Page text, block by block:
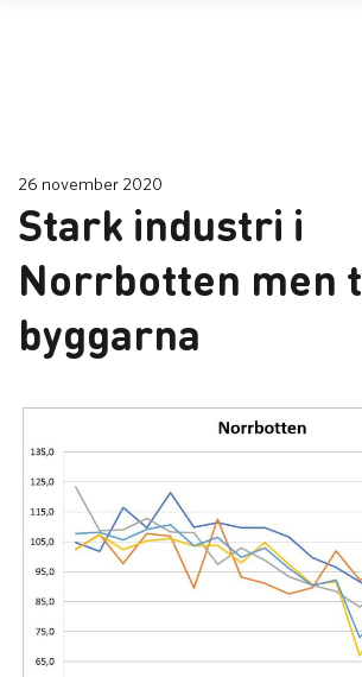
26 november 2020
Stark industri i
Norrbotten men
byggarna